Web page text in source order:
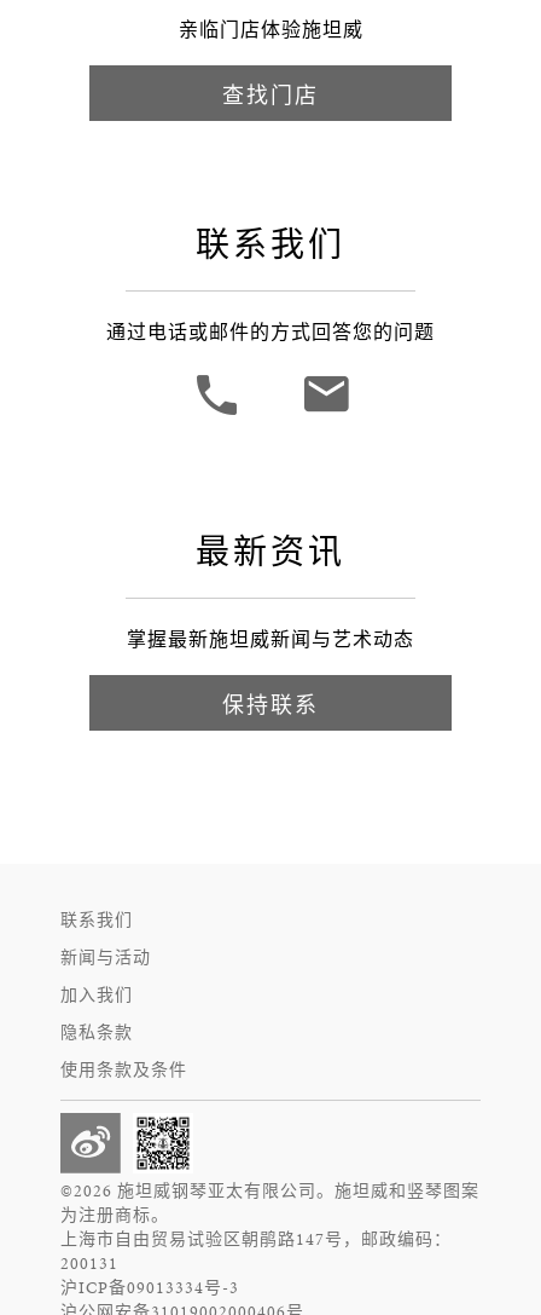
亲临门店体验施坦威
查找门店
联系我们
通过电话或邮件的方式回答您的问题
最新资讯
掌握最新施坦威新闻与艺术动态
保持联系
联系我们
新闻与活动
加入我们
隐私条款
使用条款及条件
©2026 施坦威钢琴亚太有限公司。施坦威和竖琴图案
为注册商标。
上海市自由贸易试验区朝鹃路147号，邮政编码：
200131
沪ICP备09013334号-3